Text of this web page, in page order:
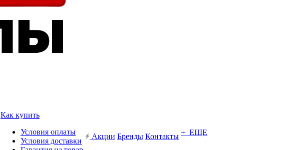
Как купить
Условия оплаты
Условия доставки
Акции Бренды Контакты + ЕЩЕ